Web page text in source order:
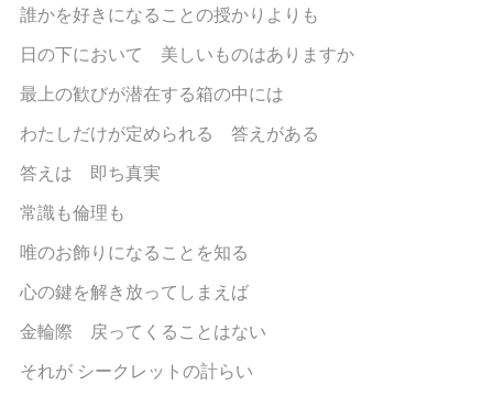
誰かを好きになることの授かりよりも
日の下において 美しいものはありますか
最上の歓びが潜在する箱の中には
わたしだけが定められる 答えがある
答えは 即ち真実
常識も倫理も
唯のお飾りになることを知る
心の鍵を解き放ってしまえば
金輪際 戻ってくることはない
それが シークレットの計らい